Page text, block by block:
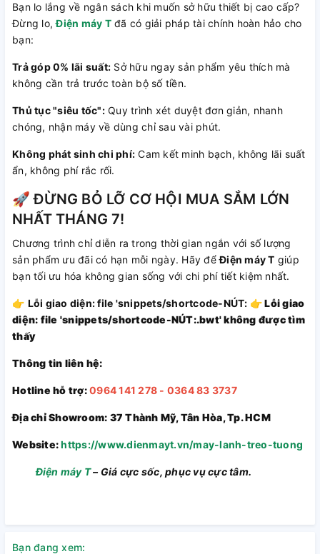
Bạn lo lắng về ngân sách khi muốn sở hữu thiết bị cao cấp?
Đừng lo,Điện máy T đã có giải pháp tài chính hoàn hảo cho
bạn:
Trả góp 0% lãi suất: Sở hữu ngay sản phẩm yêu thích mà
không cần trả trước toàn bộ số tiền.
Thủ tục "siêu tốc":Quy trình xét duyệt đơn giản, nhanh
chóng, nhận máy về dùng chỉ sau vài phút.
Không phát sinh chi phí: Cam kết minh bạch, không lãi suất
ẩn, không phí rắc rối.
🚀 ĐỪNG BỎ LỠ CƠ HỘI MUA SẮM LỚN
NHẤT THÁNG 7!
Chương trình chỉ diễn ra trong thời gian ngắn với số lượng
sản phẩm ưu đãi có hạn mỗi ngày. Hãy đểĐiện máy T giúp
bạn tối ưu hóa không gian sống với chi phí tiết kiệm nhất.
👉 Lỗi giao diện: file 'snippets/shortcode-NÚT: 👉Lỗi giao
diện: file 'snippets/shortcode-NÚT:.bwt' không được tìm
thấy
Thông tin liên hệ:
Hotline hỗ trợ:0964 141 278 - 0364 83 3737
Địa chỉ Showroom: 37 Thành Mỹ, Tân Hòa, Tp. HCM
Website:https://www.dienmayt.vn/may-lanh-treo-tuong
Điện máy T– Giá cực sốc, phục vụ cực tâm.
Bạn đang xem: